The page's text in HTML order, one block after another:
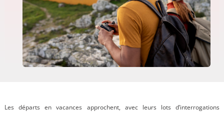
Les départs en vacances approchent, avec leurs lots d’interrogations